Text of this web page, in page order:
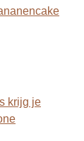
krijg je